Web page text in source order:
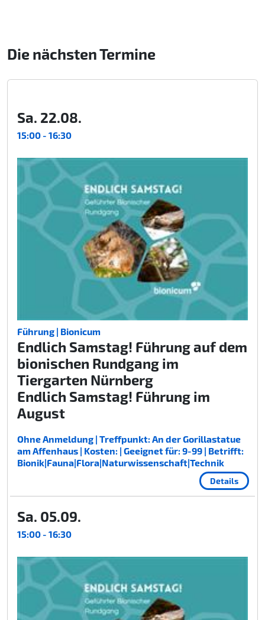
Die nächsten Termine
Sa. 22.08.
15:00 - 16:30
Führung | Bionicum
Endlich Samstag! Führung auf dem
bionischen Rundgang im
Tiergarten Nürnberg
Endlich Samstag! Führung im
August
Ohne Anmeldung | Treffpunkt: An der Gorillastatue
am Affenhaus | Kosten: | Geeignet für: 9-99 | Betrifft:
Bionik|Fauna|Flora|Naturwissenschaft|Technik
Details
Sa. 05.09.
15:00 - 16:30